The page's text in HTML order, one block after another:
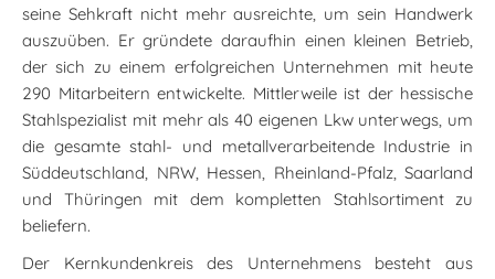
seine Sehkraft nicht mehr ausreichte, um sein Handwerk
auszuüben. Er gründete daraufhin einen kleinen Betrieb,
der sich zu einem erfolgreichen Unternehmen mit heute
290 Mitarbeitern entwickelte. Mittlerweile ist der hessische
Stahlspezialist mit mehr als 40 eigenen Lkw unterwegs, um
die gesamte stahl- und metallverarbeitende Industrie in
Süddeutschland, NRW, Hessen, Rheinland-Pfalz, Saarland
und Thüringen mit dem kompletten Stahlsortiment zu
beliefern.
Der Kernkundenkreis des Unternehmens besteht aus